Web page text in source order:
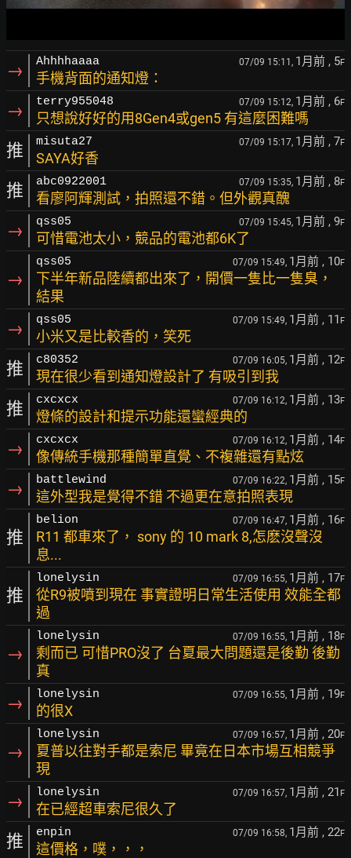
→ Ahhhhaaaa 07/09 15:11, 1月前 , 5F
手機背面的通知燈：
→ terry955048 07/09 15:12, 1月前 , 6F
只想說好好的用8Gen4或gen5 有這麼困難嗎
推 misuta27 07/09 15:17, 1月前 , 7F
SAYA好香
推 abc0922001 07/09 15:35, 1月前 , 8F
看廖阿輝測試，拍照還不錯。但外觀真醜
→ qss05 07/09 15:45, 1月前 , 9F
可惜電池太小，競品的電池都6K了
→
qss05 07/09 15:49, 1月前 , 10F
下半年新品陸續都出來了，開價一隻比一隻臭，
結果
→ qss05 07/09 15:49, 1月前 , 11 F
小米又是比較香的，笑死
推 c80352 07/09 16:05, 1月前 , 12F
現在很少看到通知燈設計了 有吸引到我
推 cxcxcx 07/09 16:12, 1月前 , 13F
燈條的設計和提示功能還蠻經典的
→ cxcxcx 07/09 16:12, 1月前 , 14F
像傳統手機那種簡單直覺、不複雜還有點炫
→ battlewind 07/09 16:22, 1月前 , 15F
這外型我是覺得不錯 不過更在意拍照表現
推
belion 07/09 16:47, 1月前 , 16F
R11 都車來了， sony 的 10 mark 8,怎麽沒聲沒
息...
推
lonelysin 07/09 16:55, 1月前 , 17F
從R9被噴到現在 事實證明日常生活使用 效能全都
過
→
lonelysin 07/09 16:55, 1月前 , 18F
剩而已 可惜PRO沒了 台夏最大問題還是後勤 後勤
真
→ lonelysin 07/09 16:55, 1月前 , 19F
的很X
→
lonelysin 07/09 16:57, 1月前 , 20F
夏普以往對手都是索尼 畢竟在日本市場互相競爭
現
→ lonelysin 07/09 16:57, 1月前 , 21 F
在已經超車索尼很久了
推 enpin 07/09 16:58, 1月前 , 22F
這價格，噗，，，